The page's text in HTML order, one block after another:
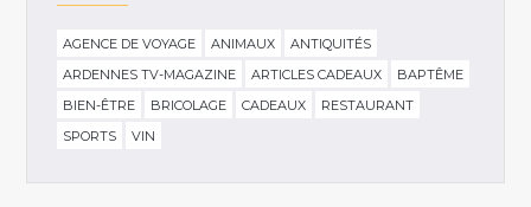
AGENCE DE VOYAGE ANIMAUX
ANTIQUITÉS
ARDENNES TV-MAGAZINE
ARTICLES CADEAUX
BAPTÊME
BIEN-ÊTRE
BRICOLAGE CADEAUX
RESTAURANT
SPORTS
VIN